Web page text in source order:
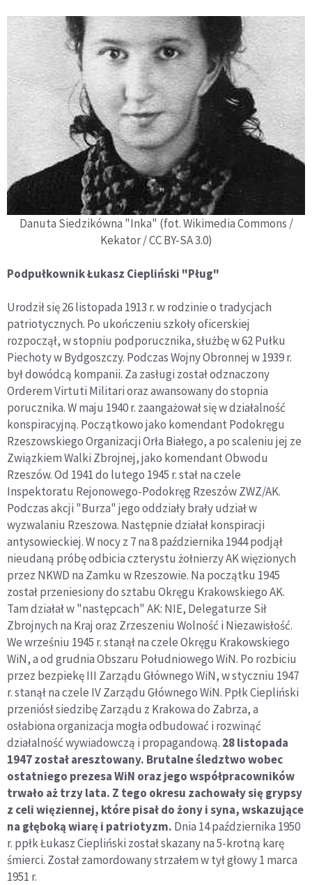
Danuta Siedzikówna "Inka" (fot. Wikimedia Commons /
Kekator / CC BY-SA 3.0)
Podpułkownik Łukasz Ciepliński "Pług"
Urodził się 26 listopada 1913 r. w rodzinie o tradycjach
patriotycznych. Po ukończeniu szkoły oficerskiej
rozpoczął, w stopniu podporucznika, służbę w 62 Pułku
Piechoty w Bydgoszczy. Podczas Wojny Obronnej w 1939 r.
był dowódcą kompanii. Za zasługi został odznaczony
Orderem Virtuti Militari oraz awansowany do stopnia
porucznika. W maju 1940 r. zaangażował się w działalność
konspiracyjną. Początkowo jako komendant Podokręgu
Rzeszowskiego Organizacji Orła Białego, a po scaleniu jej ze
Związkiem Walki Zbrojnej, jako komendant Obwodu
Rzeszów. Od 1941 do lutego 1945 r. stał na czele
Inspektoratu Rejonowego-Podokręg Rzeszów ZWZ/AK.
Podczas akcji "Burza" jego oddziały brały udział w
wyzwalaniu Rzeszowa. Następnie działał konspiracji
antysowieckiej. W nocy z 7 na 8 października 1944 podjął
nieudaną próbę odbicia czterystu żołnierzy AK więzionych
przez NKWD na Zamku w Rzeszowie. Na początku 1945
został przeniesiony do sztabu Okręgu Krakowskiego AK.
Tam działał w "następcach" AK: NIE, Delegaturze Sił
Zbrojnych na Kraj oraz Zrzeszeniu Wolność i Niezawisłość.
We wrześniu 1945 r. stanął na czele Okręgu Krakowskiego
WiN, a od grudnia Obszaru Południowego WiN. Po rozbiciu
przez bezpiekę III Zarządu Głównego WiN, w styczniu 1947
r. stanął na czele IV Zarządu Głównego WiN. Ppłk Ciepliński
przeniósł siedzibę Zarządu z Krakowa do Zabrza, a
osłabiona organizacja mogła odbudować i rozwinąć
działalność wywiadowczą i propagandową. 28 listopada
1947 został aresztowany. Brutalne śledztwo wobec
ostatniego prezesa WiN oraz jego współpracowników
trwało aż trzy lata. Z tego okresu zachowały się grypsy
z celi więziennej, które pisał do żony i syna, wskazujące
na głęboką wiarę i patriotyzm. Dnia 14 października 1950
r. ppłk Łukasz Ciepliński został skazany na 5-krotną karę
śmierci. Został zamordowany strzałem w tył głowy 1 marca
1951 r.